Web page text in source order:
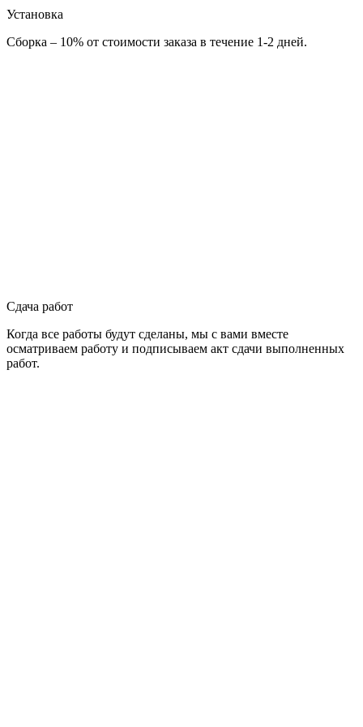
Установка
Сборка – 10% от стоимости заказа в течение 1-2 дней.
Сдача работ
Когда все работы будут сделаны, мы с вами вместе
осматриваем работу и подписываем акт сдачи выполненных
работ.